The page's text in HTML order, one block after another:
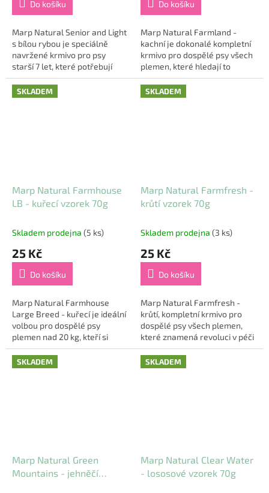
Do košíku
Marp Natural Senior and Light
s bílou rybou je speciálně
navržené krmivo pro psy
starší 7 let, které potřebují
péči, která podpoří jejich
zdraví a vitalitu. Toto krmivo v
sobě...
Do košíku
Marp Natural Farmland -
kachní je dokonalé kompletní
krmivo pro dospělé psy všech
plemen, které hledají to
nejlepší pro své čtyřnohé
přátele. Vytvořeno s ohledem
na zdraví a...
SKLADEM
Marp Natural Farmhouse
LB - kuřecí vzorek 70g
Skladem prodejna (5 ks)
25 Kč
Do košíku
Marp Natural Farmhouse
Large Breed - kuřecí je ideální
volbou pro dospělé psy
plemen nad 20 kg, kteří si
zaslouží jen to nejlepší. Toto
superprémiové krmivo je
vytvořeno s...
SKLADEM
Marp Natural Farmfresh -
krůtí vzorek 70g
Skladem prodejna (3 ks)
25 Kč
Do košíku
Marp Natural Farmfresh -
krůtí, kompletní krmivo pro
dospělé psy všech plemen,
které znamená revoluci v péči
o vaše čtyřnohé přátele.
Vytvořeno s láskou a
pečlivostí, toto...
SKLADEM
Marp Natural Green
Mountains - jehněčí
SKLADEM
Marp Natural Clear Water
- lososové vzorek 70g